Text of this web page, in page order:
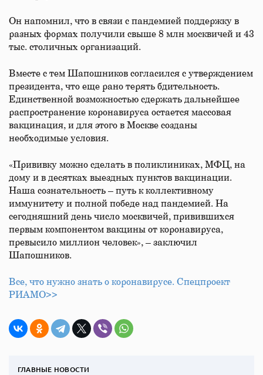
Он напомнил, что в связи с пандемией поддержку в
разных формах получили свыше 8 млн москвичей и 43
тыс. столичных организаций.
Вместе с тем Шапошников согласился с утверждением
президента, что еще рано терять бдительность.
Единственной возможностью сдержать дальнейшее
распространение коронавируса остается массовая
вакцинация, и для этого в Москве созданы
необходимые условия.
«Прививку можно сделать в поликлиниках, МФЦ, на
дому и в десятках выездных пунктов вакцинации.
Наша сознательность – путь к коллективному
иммунитету и полной победе над пандемией. На
сегодняшний день число москвичей, привившихся
первым компонентом вакцины от коронавируса,
превысило миллион человек», – заключил
Шапошников.
Все, что нужно знать о коронавирусе. Спецпроект
РИАМО>>
ГЛАВНЫЕ НОВОСТИ